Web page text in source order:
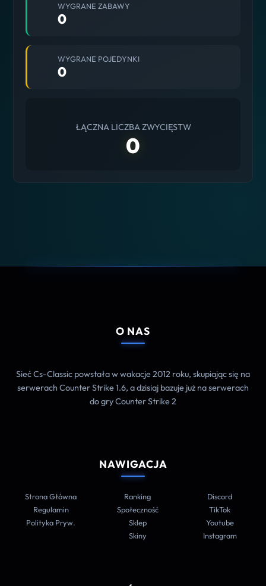
WYGRANE ZABAWY
0
WYGRANE POJEDYNKI
0
ŁĄCZNA LICZBA ZWYCIĘSTW
0
O NAS
Sieć Cs-Classic powstała w wakacje 2012 roku, skupiając się na
serwerach Counter Strike 1.6, a dzisiaj bazuje już na serwerach
do gry Counter Strike 2
NAWIGACJA
Strona Główna
Regulamin
Polityka Pryw.
Ranking
Społeczność
Sklep
Skiny
Discord
TikTok
Youtube
Instagram